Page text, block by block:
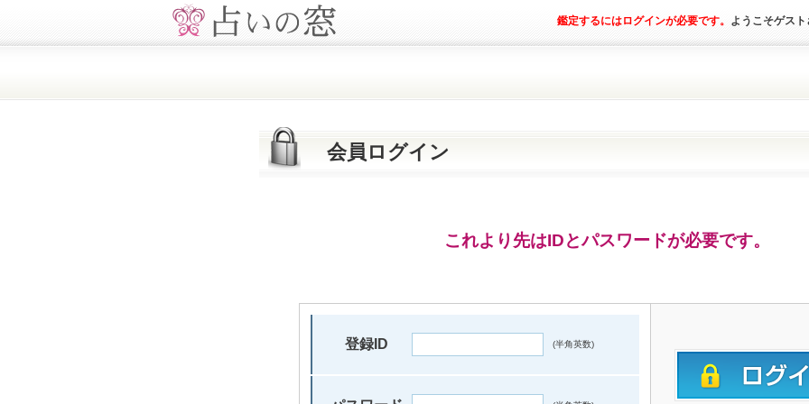
鑑定するにはログインが必要です。 ようこそゲスト
会員ログイン
これより先はIDとパスワードが必要です。
登録ID (半角英数)